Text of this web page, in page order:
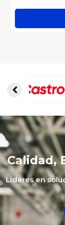
Calidad,
Líderes en